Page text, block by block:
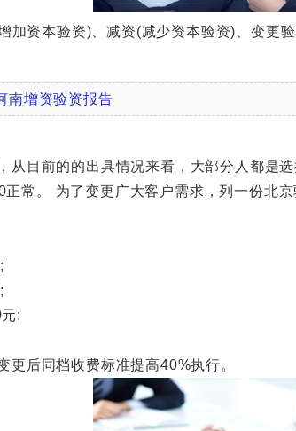
资本验资)、减资(减少资本验资)、变更
南增资验资报告
前的的出具情况来看，大部分人都是选
常。 为了变更广大客户需求，列一份北
;
后同档收费标准提高40%执行。